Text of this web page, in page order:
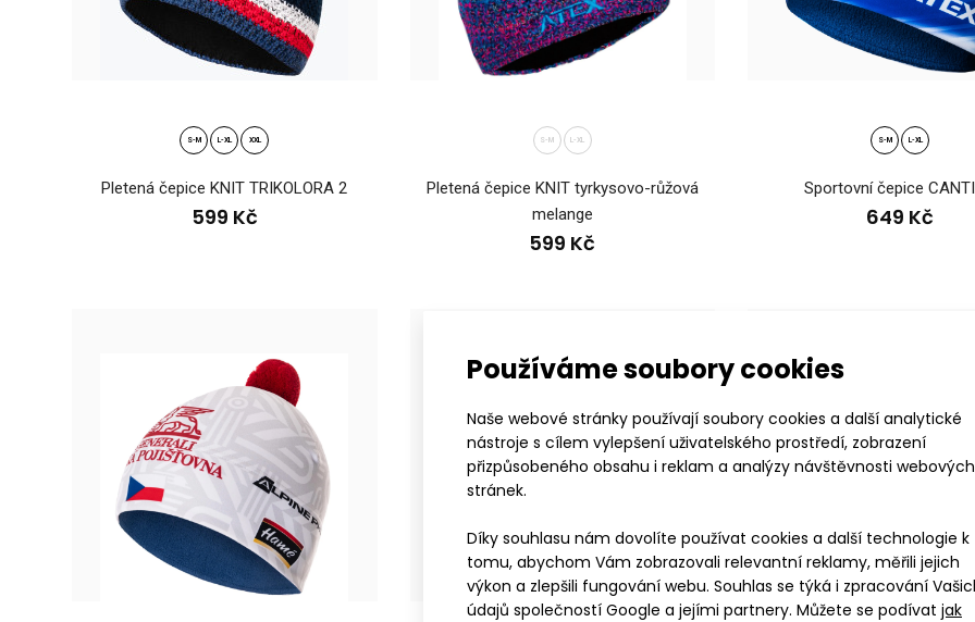
Používáme soubory cookies
Naše webové stránky používají soubory cookies a další analytické
nástroje s cílem vylepšení uživatelského prostředí, zobrazení
přizpůsobeného obsahu i reklam a analýzy návštěvnosti webových
stránek.
Díky souhlasu nám dovolíte používat cookies a další technologie k
tomu, abychom Vám zobrazovali relevantní reklamy, měřili jejich
výkon a zlepšili fungování webu. Souhlas se týká i zpracování
údajů společností Google a jejími partnery. Můžete se podívat jak
Pletená čepice
velikostech..
Pletená čepice KNIT karamelová pruhovaná
599 Kč
Pletená čepice
bambulí KNIT ..
S-M L-XL XXL
Pletená čepice KNIT TRIKOLORA 2
599 Kč
S-M L-XL
Pletená čepice KNIT tyrkysovo-růžová
melange
599 Kč
S-M L-XL
Sportovní čepice
649 Kč